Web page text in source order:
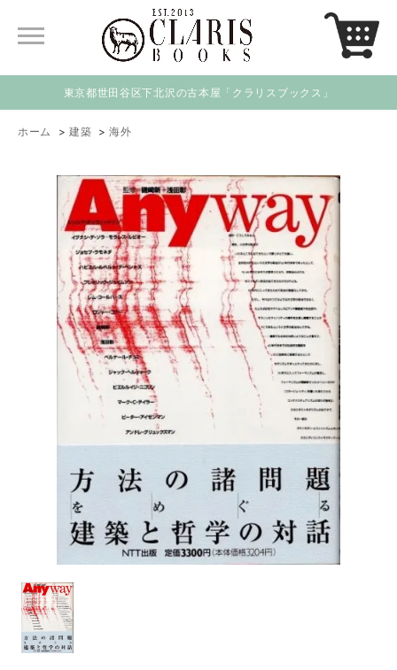
東京都世田谷区下北沢の古本屋「クラリスブックス」
ホーム > 建築 >海外